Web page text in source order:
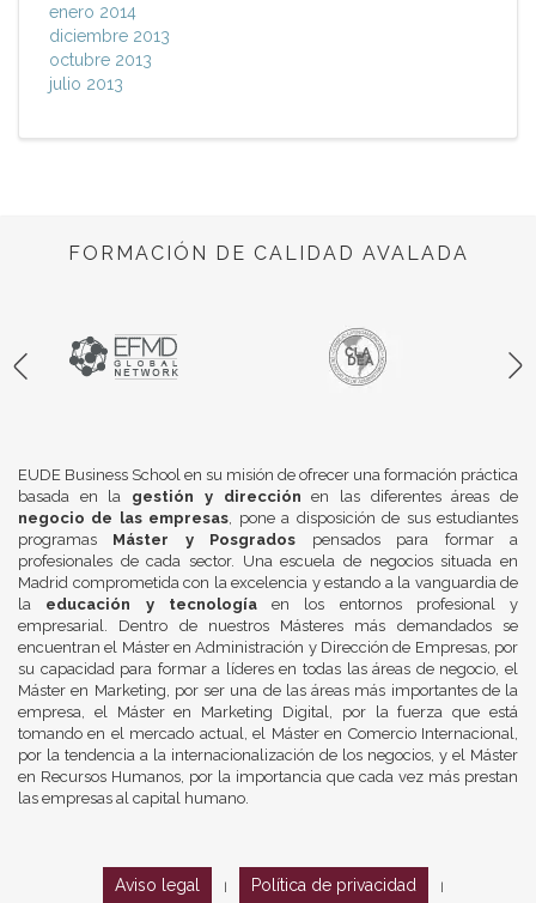
enero 2014
diciembre 2013
octubre 2013
julio 2013
FORMACIÓN DE CALIDAD AVALADA
EUDE Business School en su misión de ofrecer una formación práctica
basada en la gestión y dirección en las diferentes áreas de
negocio de las empresas, pone a disposición de sus estudiantes
programas Máster y Posgrados pensados para formar a
profesionales de cada sector. Una escuela de negocios situada en
Madrid comprometida con la excelencia y estando a la vanguardia de
la educación y tecnologíaen los entornos profesional y
empresarial. Dentro de nuestros Másteres más demandados se
encuentran el Máster en Administración y Dirección de Empresas, por
su capacidad para formar a líderes en todas las áreas de negocio, el
Máster en Marketing, por ser una de las áreas más importantes de la
empresa, el Máster en Marketing Digital, por la fuerza que está
tomando en el mercado actual, el Máster en Comercio Internacional,
por la tendencia a la internacionalización de los negocios, y el Máster
en Recursos Humanos, por la importancia que cada vez más prestan
las empresas al capital humano.
Aviso legal Política de privacidad